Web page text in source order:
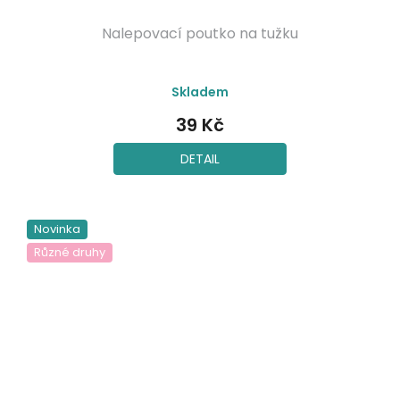
Nalepovací poutko na tužku
Skladem
39 Kč
DETAIL
Novinka
Různé druhy